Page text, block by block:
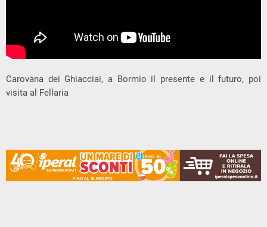
Carovana dei Ghiacciai, a Bormio il presente e il futuro, poi
visita al Fellaria